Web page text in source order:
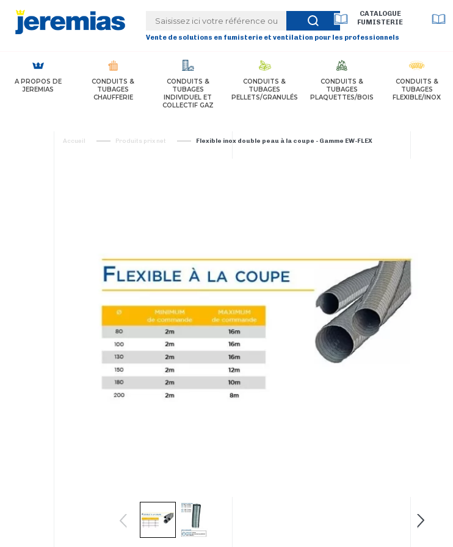
Vente de solutions en fumisterie et ventilation pour les professionnels
CATALOGUE
FUMISTERIE
A PROPOS DE
JEREMIAS
CONDUITS &
TUBAGES
CHAUFFERIE
CONDUITS &
TUBAGES
INDIVIDUEL ET
COLLECTIF GAZ
CONDUITS &
TUBAGES
PELLETS/GRANULÉS
CONDUITS &
TUBAGES
PLAQUETTES/BOIS
CONDUITS &
TUBAGES
FLEXIBLE/INOX
Accueil Produits prix net Flexible inox double peau à la coupe - Gamme EW-FLEX